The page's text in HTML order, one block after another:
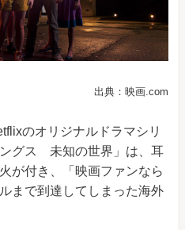
出典：映画.com
のオリジナルドラマシリ
グス 未知の世界」は、耳
が付き、「映画ファンなら
まで到達してしまった海外